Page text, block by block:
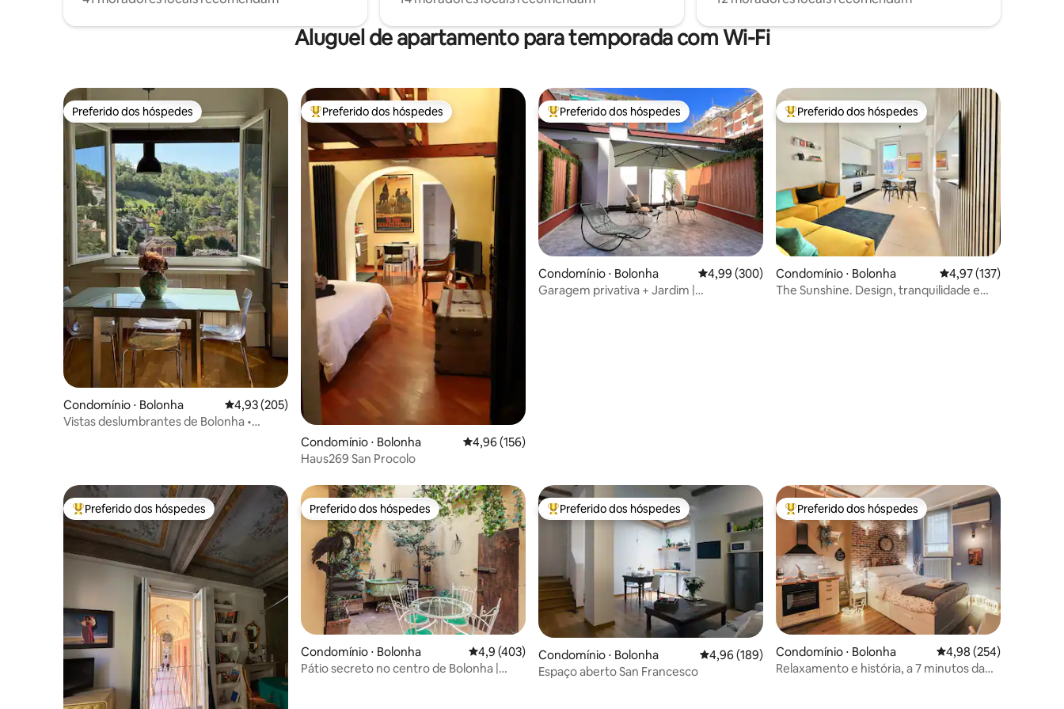
Aluguel de apartamento para temporada com Wi-Fi
Preferido dos hóspedes
Preferido dos hóspedes
Condomínio ⋅ Bolonha 4,93 de uma avaliação média de 5, 205 avaliações
4,93 (205)
Vistas deslumbrantes de Bolonha •
Entre os melhores preferidos dos hóspedes
Preferido dos hóspedes
Condomínio ⋅ Bolonha 4,96 de uma avaliação média de 5, 156 avaliações
4,96 (156)
Haus269 San Procolo
Entre os melhores preferidos dos hóspedes
Preferido dos hóspedes
Condomínio ⋅ Bolonha 4,99 de uma avaliação média de 5, 300 avaliações
4,99 (300)
Garagem privativa + Jardim |
Entre os melhores preferidos dos hóspedes
Preferido dos hóspedes
Condomínio ⋅ Bolonha 4,97 de uma avaliação
4,97 (137)
The Sunshine. Design, tranquilidade e
Entre os melhores preferidos dos hóspedes
Preferido dos hóspedes Preferido dos hóspedes
Preferido dos hóspedes
Condomínio ⋅ Bolonha 4,9 de uma avaliação média de 5, 403 avaliações
4,9 (403)
Pátio secreto no centro de Bolonha |
Entre os melhores preferidos dos hóspedes
Preferido dos hóspedes
Condomínio ⋅ Bolonha 4,96 de uma avaliação média de 5, 189 avaliações
4,96 (189)
Espaço aberto San Francesco
Entre os melhores preferidos dos hóspedes
Preferido dos hóspedes
Condomínio ⋅ Bolonha 4,98 de uma avaliação
4,98 (254)
Relaxamento e história, a 7 minutos da